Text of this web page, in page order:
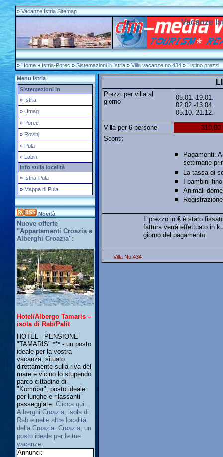
» Vacanze Istria Sitemap
Vacanze
» Home » Istria-Porec » Sistemazioni in Istria » Villa vacanze no.434 » Listino prezzi
Menu Istria
Sistemazioni in
» Istria
» Umag
» Porec
» Rovinj
» Pula
» Labin
Info sulla località
» Istria-Pula
» Mappa di Pula
Novità
Nuove offerte
"Appartamenti Croazia e
Alberghi Croazia":
Hotel/Albergo Tamaris –
isola di Rab/Palit
HOTEL - PENSIONE
"TAMARIS" *** - un posto
ideale per la vostra
vacanza, situato
direttamente sulla riva del
mare e vicino lo stupendo
parco cittadino di
"Komrčar", posto ideale
per lunghe e rilassanti
passeggiate. Clicca qui...
Alberghi Croazia, isola di
Rab e nelle altre località
della Croazia. Croazia, un
posto ideale per le tue
vacanze.
Annunci:
Prezzi per villa al
giorno
05.01.-19.01.
02.02.-13.04.
05.10.-21.12.
Villa per 6 persone
310,00
Sconti:
Pagamenti:
settimane
La tassa di
I bambini
Animali
Il prezzo in € è stato
fattura verrà effettuato in
giorno del pagamento.
Villa No.434